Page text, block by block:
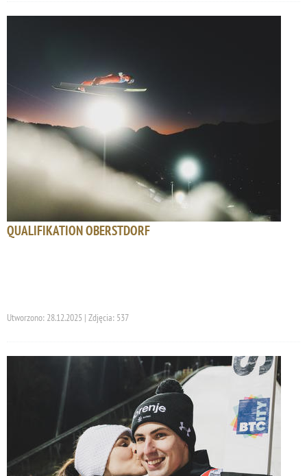
QUALIFIKATION OBERSTDORF
Utworzono: 28.12.2025 | Zdjęcia: 537